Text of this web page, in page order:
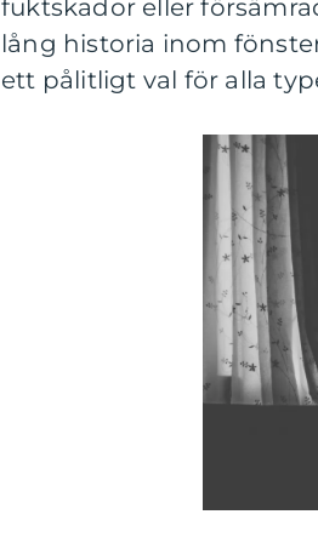
fuktskador eller
lång historia inom
ett pålitligt val för alla